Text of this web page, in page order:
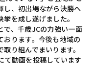
し、初出場ながら決勝へ
を成し遂げました。
で、千歳JCの力強い一面
おります。今後も地域の
り組んでまいります。
動画を投稿しています